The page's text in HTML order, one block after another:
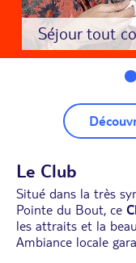
Séjour tout
Le Club
Situé dans la très
Pointe du Bout, ce
les attraits et la
Ambiance locale